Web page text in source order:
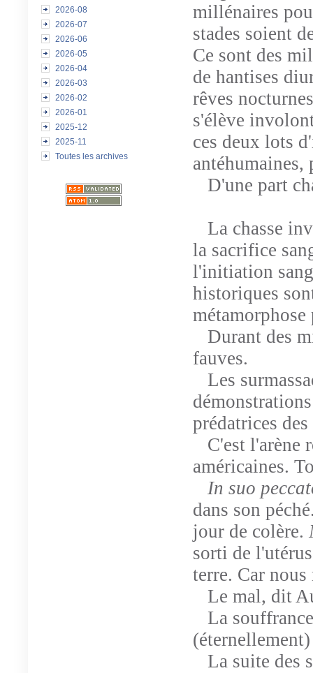
2026-08
2026-07
2026-06
2026-05
2026-04
2026-03
2026-02
2026-01
2025-12
2025-11
Toutes les archives
millénaires
stades soient
Ce sont des
de hantises
rêves
s'élève
ces deux lots
D'une part
La chasse
la sacrifice
l'initiation
historiques
Durant des
fauves.
Les
prédatrices
C'est l'arène
américaines.
In suo
dans son
jour de colère.
sorti de
terre. Car
Le mal, dit
La
La suite des